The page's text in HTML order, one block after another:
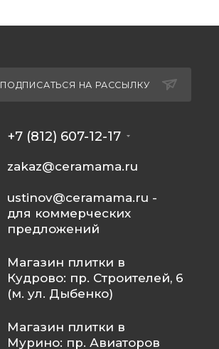
ПОДПИСАТЬСЯ НА РАССЫЛКУ
+7 (812) 607-12-17
zakaz@ceramama.ru
ustinov@ceramama.ru -
для коммерческих
предложений
Магазин плитки в
Кудрово: пр. Строителей, 6
(м. ул. Дыбенко)
Магазин плитки в
Мурино: пр. Авиаторов